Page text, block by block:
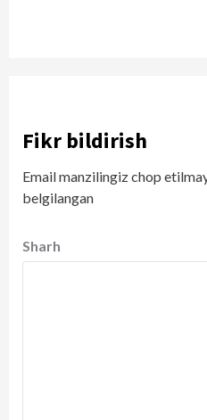
Fikr bildirish
Email manzilingiz chop
belgilangan
Sharh